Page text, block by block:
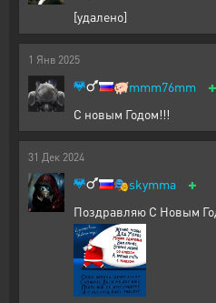
[удалено]
1 Янв 2025
🐖mmm76mm +
С новым Годом!!!
31 Дек 2024
🎭skymma +
Поздравляю С Новым